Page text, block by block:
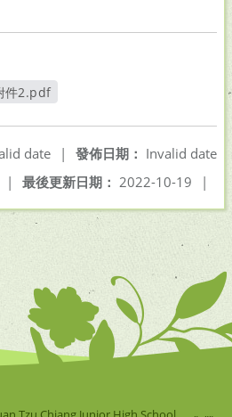
件2.pdf
發佈日期： Invalid date
date
|
最後更新日期： 2022-10-19 |
|